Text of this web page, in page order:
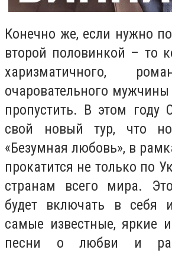
Конечно же, если нужно
второй половинкой – то
харизматичного,
очаровательного мужчины
пропустить. В этом году
свой новый тур, что
«Безумная любовь», в
прокатится не только по
странам всего мира.
будет включать в себя
самые известные, яркие
песни о любви и